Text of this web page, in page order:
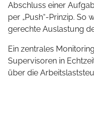
Abschluss einer
per „Push“-Prinzip. So
gerechte Auslastung
Ein zentrales
Supervisoren in
über die